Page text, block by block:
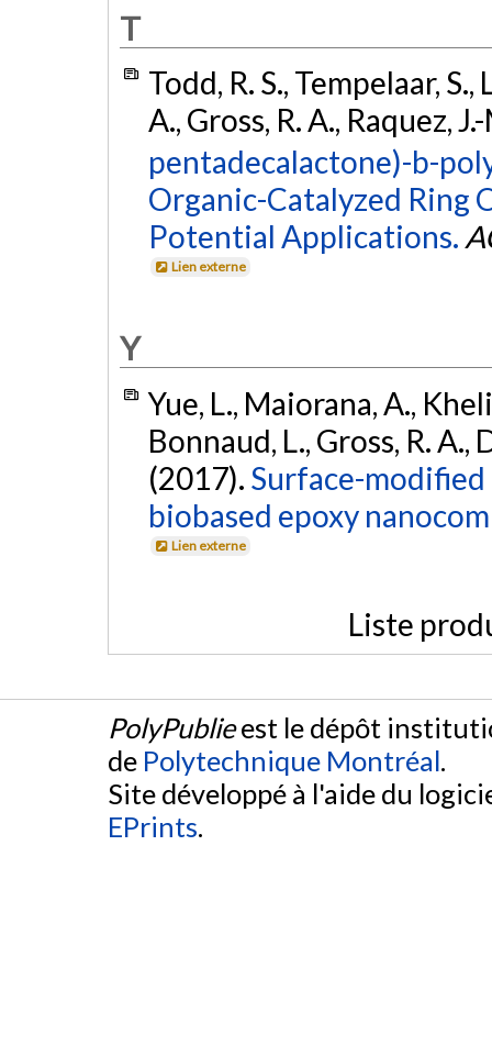
T
Todd, R. S., Tempelaar, S.,
A., Gross, R. A., Raquez,
pentadecalactone)-b-
Organic-Catalyzed Ring
Potential Applications.
Lien externe
Y
Yue, L., Maiorana, A.,
Bonnaud, L., Gross, R.
(2017). Surface-
biobased epoxy
Lien externe
Liste
PolyPublieest le dépôt
de Polytechnique Montréal.
Site développé à l'aide du
EPrints.